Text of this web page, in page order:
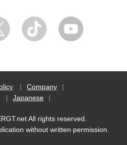
Company
Japanese
All rights reserved.
without written permission.